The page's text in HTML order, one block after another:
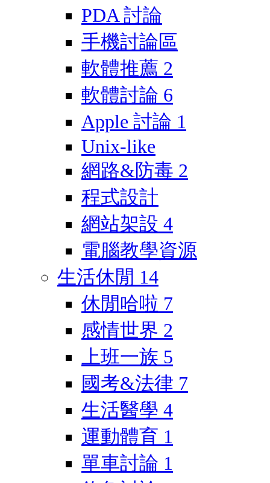
PDA 討論
手機討論區
軟體推薦 2
軟體討論 6
Apple 討論 1
Unix-like
網路&防毒 2
程式設計
網站架設 4
電腦教學資源
生活休閒 14
休閒哈啦 7
感情世界 2
上班一族 5
國考&法律 7
生活醫學 4
運動體育 1
單車討論 1